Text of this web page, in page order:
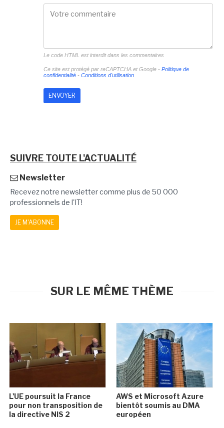
Le code HTML est interdit dans les commentaires
Ce site est protégé par reCAPTCHA et Google - Politique de
confidentialité- Conditions d'utilisation
SUIVRE TOUTE L'ACTUALITÉ
Newsletter
Recevez notre newsletter comme plus de 50 000
professionnels de l'IT!
JE M'ABONNE
SUR LE MÊME THÈME
L'UE poursuit la France
pour non transposition de
la directive NIS 2
AWS et Microsoft Azure
bientôt soumis au DMA
européen